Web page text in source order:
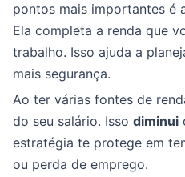
pontos mais importantes é
Ela completa a renda que
trabalho. Isso ajuda a
mais segurança.
Ao ter várias fontes de
do seu salário. Isso diminui
estratégia te protege em
ou perda de emprego.